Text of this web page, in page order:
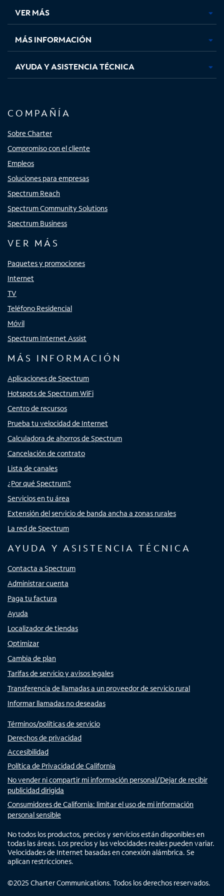
pestaña
nueva
pestaña
nueva
pestaña
nuevanueva
VER MÁS
MÁS INFORMACIÓN
AYUDA Y ASISTENCIA TÉCNICA
COMPAÑÍA
Sobre Charter
Compromiso con el cliente
Empleos
Soluciones para empresas
Spectrum Reach
Spectrum Community Solutions
Spectrum Business
VER MÁS
Paquetes y promociones
Internet
TV
Teléfono Residencial
Móvil
Spectrum Internet Assist
MÁS INFORMACIÓN
Aplicaciones de Spectrum
Hotspots de Spectrum WiFi
Centro de recursos
Prueba tu velocidad de Internet
Calculadora de ahorros de Spectrum
Cancelación de contrato
Lista de canales
¿Por qué Spectrum?
Servicios en tu área
Extensión del servicio de banda ancha a zonas rurales
La red de Spectrum
AYUDA Y ASISTENCIA TÉCNICA
Contacta a Spectrum
Administrar cuenta
Paga tu factura
Ayuda
Localizador de tiendas
Optimizar
Cambia de plan
Tarifas de servicio y avisos legales
Transferencia de llamadas a un proveedor de servicio rural
Informar llamadas no deseadas
Términos/políticas de servicio
Derechos de privacidad
Accesibilidad
Política de Privacidad de California
No vender ni compartir mi información personal/Dejar de recibir
publicidad dirigida
Consumidores de California: limitar el uso de mi información
personal sensible
No todos los productos, precios y servicios están disponibles en
todas las áreas. Los precios y las velocidades reales pueden variar.
Velocidades de Internet basadas en conexión alámbrica. Se
aplican restricciones.
©2025 Charter Communications. Todos los derechos reservados.